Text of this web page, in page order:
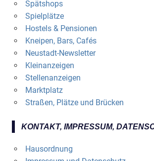
Spätshops
Spielplätze
Hostels & Pensionen
Kneipen, Bars, Cafés
Neustadt-Newsletter
Kleinanzeigen
Stellenanzeigen
Marktplatz
Straßen, Plätze und Brücken
KONTAKT, IMPRESSUM,
Hausordnung